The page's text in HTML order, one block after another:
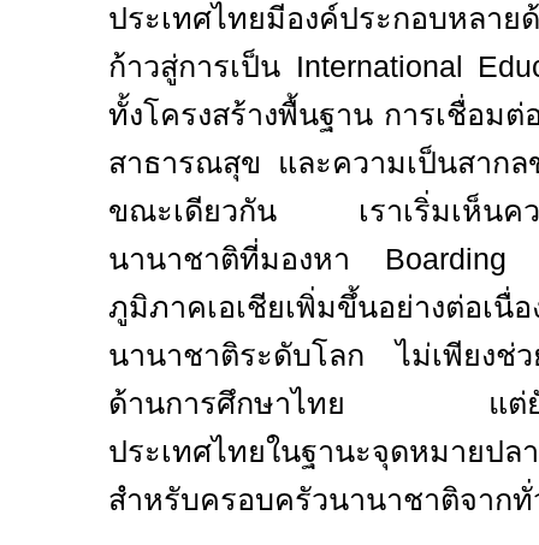
ประเทศไทยมีองค์ประกอบหลา
ก้าวสู่การเป็น International
ทั้งโครงสร้างพื้นฐาน การเชื่อมต่
สาธารณสุข และความเป็นสากล
ขณะเดียวกัน เราเริ่มเห็นคว
นานาชาติที่มองหา
ภูมิภาคเอเชียเพิ่มขึ้นอย่างต่อเนื่
นานาชาติระดับโลก ไม่เพียง
ด้านการศึกษาไทย แต่ยังช่
ประเทศไทยในฐานะจุดหมายปล
สำหรับครอบครัวนานาชาติจากทั่